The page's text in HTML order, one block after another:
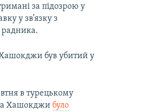
за підозрою у
у зв’язку з
радника.
Хашокджи був убитий у
в турецькому
Хашокджи було